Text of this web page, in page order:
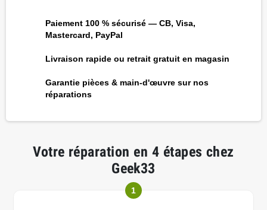
Paiement 100 % sécurisé — CB, Visa,
Mastercard, PayPal
Livraison rapide ou retrait gratuit en magasin
Garantie pièces & main-d'œuvre sur nos
réparations
Votre réparation en 4 étapes chez
Geek33
1